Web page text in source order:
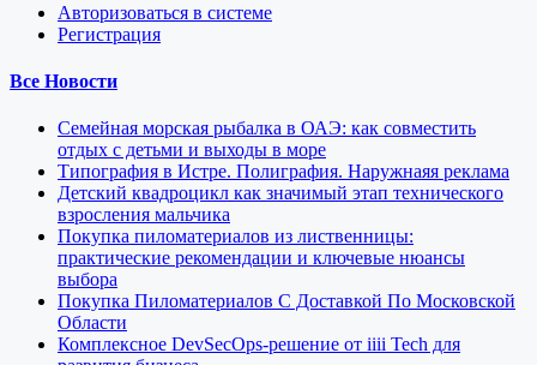
Авторизоваться в системе
Регистрация
Все Новости
Семейная морская рыбалка в ОАЭ: как совместить
отдых с детьми и выходы в море
Типография в Истре. Полиграфия. Наружнаяя реклама
Детский квадроцикл как значимый этап технического
взросления мальчика
Покупка пиломатериалов из лиственницы:
практические рекомендации и ключевые нюансы
выбора
Покупка Пиломатериалов С Доставкой По Московской
Области
Комплексное DevSecOps-решение от iiii Tech для